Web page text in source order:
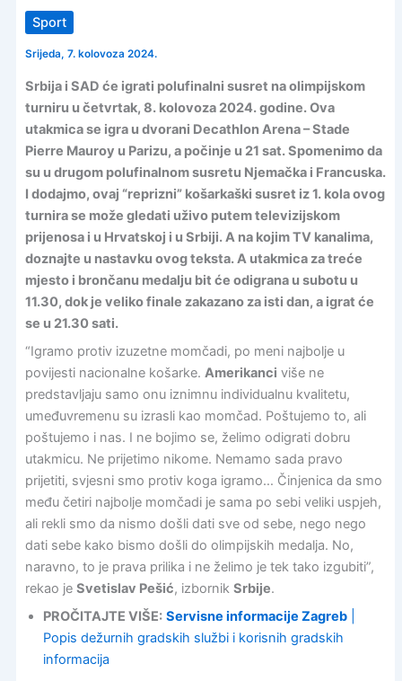
Sport
Srijeda, 7. kolovoza 2024.
Srbija i SAD će igrati polufinalni susret na olimpijskom
turniru u četvrtak, 8. kolovoza 2024. godine. Ova
utakmica se igra u dvorani Decathlon Arena – Stade
Pierre Mauroy u Parizu, a počinje u 21 sat. Spomenimo da
su u drugom polufinalnom susretu Njemačka i Francuska.
I dodajmo, ovaj “reprizni” košarkaški susret iz 1. kola ovog
turnira se može gledati uživo putem televizijskom
prijenosa i u Hrvatskoj i u Srbiji. A na kojim TV kanalima,
doznajte u nastavku ovog teksta. A utakmica za treće
mjesto i brončanu medalju bit će odigrana u subotu u
11.30, dok je veliko finale zakazano za isti dan, a igrat će
se u 21.30 sati.
“Igramo protiv izuzetne momčadi, po meni najbolje u
povijesti nacionalne košarke. Amerikanci više ne
predstavljaju samo onu iznimnu individualnu kvalitetu,
umeđuvremenu su izrasli kao momčad. Poštujemo to, ali
poštujemo i nas. I ne bojimo se, želimo odigrati dobru
utakmicu. Ne prijetimo nikome. Nemamo sada pravo
prijetiti, svjesni smo protiv koga igramo… Činjenica da smo
među četiri najbolje momčadi je sama po sebi veliki uspjeh,
ali rekli smo da nismo došli dati sve od sebe, nego nego
dati sebe kako bismo došli do olimpijskih medalja. No,
naravno, to je prava prilika i ne želimo je tek tako izgubiti”,
rekao je Svetislav Pešić, izbornik Srbije.
PROČITAJTE VIŠE: Servisne informacije Zagreb|
Popis dežurnih gradskih službi i korisnih gradskih
informacija